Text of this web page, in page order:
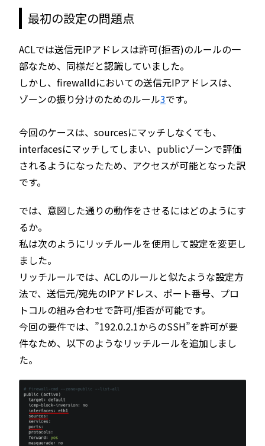
最初の設定の問題点
ACLでは送信元IPアドレスは許可(拒否)のルールの一
部なため、同様だと認識していました。
しかし、firewalldにおいての送信元IPアドレスは、
ゾーンの振り分けのためのルール3です。
今回のケースは、sourcesにマッチしなくても、
interfacesにマッチしてしまい、publicゾーンで評価
されるようになったため、アクセスが可能となった訳
です。
では、意図した通りの動作をさせるにはどのようにす
るか。
私は次のようにリッチルールを使用して設定を変更し
ました。
リッチルールでは、ACLのルールと似たような設定方
法で、送信元/宛先のIPアドレス、ポート番号、プロ
トコルの組み合わせで許可/拒否が可能です。
今回の要件では、”192.0.2.1からのSSH”を許可が要
件なため、以下のようなリッチルールを追加しまし
た。